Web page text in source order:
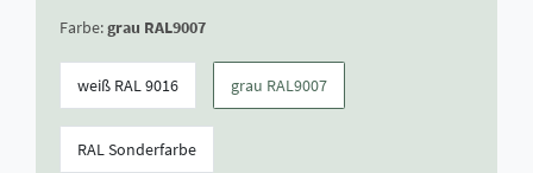
Farbe:grau RAL9007
weiß RAL 9016 grau RAL9007
RAL Sonderfarbe